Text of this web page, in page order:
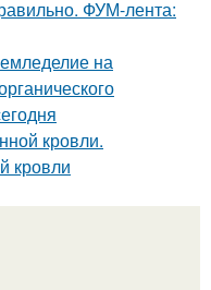
ФУМ-лента:
на
кровли.
кровли